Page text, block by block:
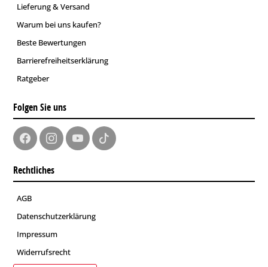
Lieferung & Versand
Warum bei uns kaufen?
Beste Bewertungen
Barrierefreiheitserklärung
Ratgeber
Folgen Sie uns
Rechtliches
AGB
Datenschutzerklärung
Impressum
Widerrufsrecht